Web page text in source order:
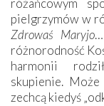
różańcowym
pielgrzymów w
Zdrowaś Maryjo
różnorodność
harmonii
skupienie.
zechcą kiedyś